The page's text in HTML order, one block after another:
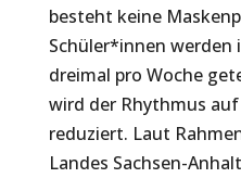
besteht keine
Schüler*innen werden
dreimal pro Woche
wird der Rhythmus
reduziert. Laut
Landes Sachsen-